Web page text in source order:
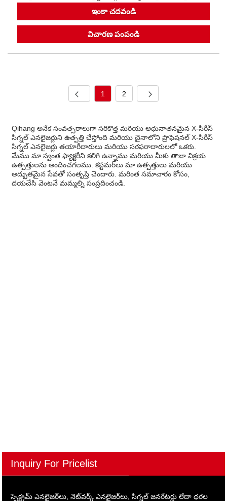
ఇంకా చదవండి
విచారణ పంపండి
1 2
Qihang అనేక సంవత్సరాలుగా సరికొత్త మరియు అధునాతనమైన X-సిరీస్
సిగ్నల్ ఎనలైజర్లుని ఉత్పత్తి చేస్తోంది మరియు చైనాలోని ప్రొఫెషనల్ X-సిరీస్
సిగ్నల్ ఎనలైజర్లు తయారీదారులు మరియు సరఫరాదారులలో ఒకరు.
మేము మా స్వంత ఫ్యాక్టరీని కలిగి ఉన్నాము మరియు మీకు తాజా విక్రయ
ఉత్పత్తులను అందించగలము. కస్టమర్‌లు మా ఉత్పత్తులు మరియు
అద్భుతమైన సేవతో సంతృప్తి చెందారు. మరింత సమాచారం కోసం,
దయచేసి వెంటనే మమ్మల్ని సంప్రదించండి.
Inquiry For Pricelist
స్పెక్ట్రమ్ ఎనలైజర్‌లు, నెట్‌వర్క్ ఎనలైజర్‌లు, సిగ్నల్ జనరేటర్లు లేదా ధరల